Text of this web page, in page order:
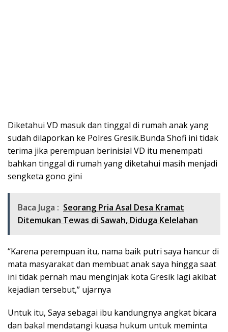
Diketahui VD masuk dan tinggal di rumah anak yang
sudah dilaporkan ke Polres Gresik.Bunda Shofi ini tidak
terima jika perempuan berinisial VD itu menempati
bahkan tinggal di rumah yang diketahui masih menjadi
sengketa gono gini
Baca Juga : Seorang Pria Asal Desa Kramat
Ditemukan Tewas di Sawah, Diduga Kelelahan
“Karena perempuan itu, nama baik putri saya hancur di
mata masyarakat dan membuat anak saya hingga saat
ini tidak pernah mau menginjak kota Gresik lagi akibat
kejadian tersebut,” ujarnya
Untuk itu, Saya sebagai ibu kandungnya angkat bicara
dan bakal mendatangi kuasa hukum untuk meminta